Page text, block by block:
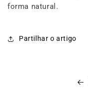
forma natural.
Partilhar o artigo